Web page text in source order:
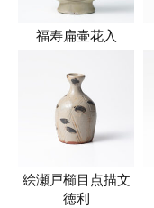
福寿扁壷花入
絵瀬戸櫛目点描文
徳利